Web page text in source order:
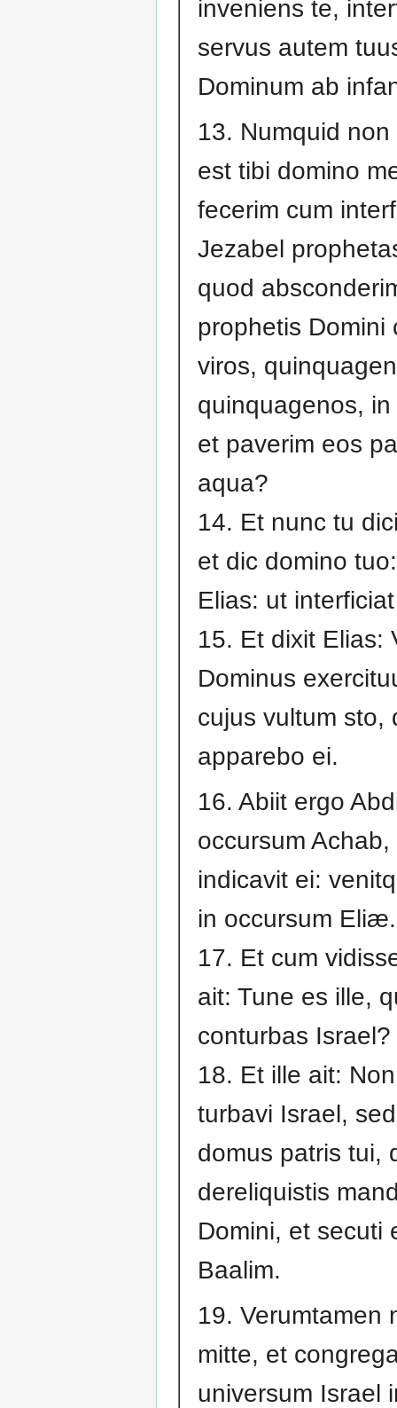
inveniens te,
servus autem
Dominum ab
13. Numquid
est tibi domino
fecerim cum
Jezabel
quod
prophetis Domini
viros,
quinquagenos,
et paverim eos
aqua?
14. Et nunc tu
et dic domino
Elias: ut
15. Et dixit Elias:
Dominus
cujus vultum sto,
apparebo ei.
16. Abiit ergo
occursum Achab,
indicavit ei:
in occursum Eliæ.
17. Et cum
ait: Tune es ille,
conturbas Israel?
18. Et ille ait:
turbavi Israel,
domus patris tui,
dereliquistis
Domini, et secuti
Baalim.
19. Verumtamen
mitte, et
universum Israel